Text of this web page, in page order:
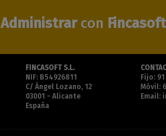
Administrarcon Fincasoft
FINCASOFT S.L.
NIF: B54926811
C/ Ángel Lozano, 12
03001 - Alicante
España
Fijo:
Móvil:
Email: